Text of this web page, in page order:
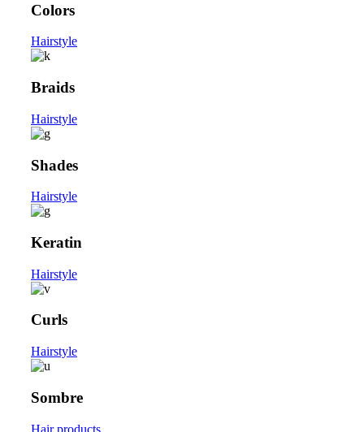
Colors
Hairstyle
Braids
Hairstyle
Shades
Hairstyle
Keratin
Hairstyle
Curls
Hairstyle
Sombre
Hair products